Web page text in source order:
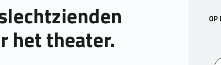
het theater.
OP